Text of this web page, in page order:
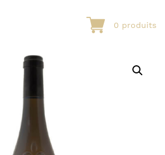
0 produits